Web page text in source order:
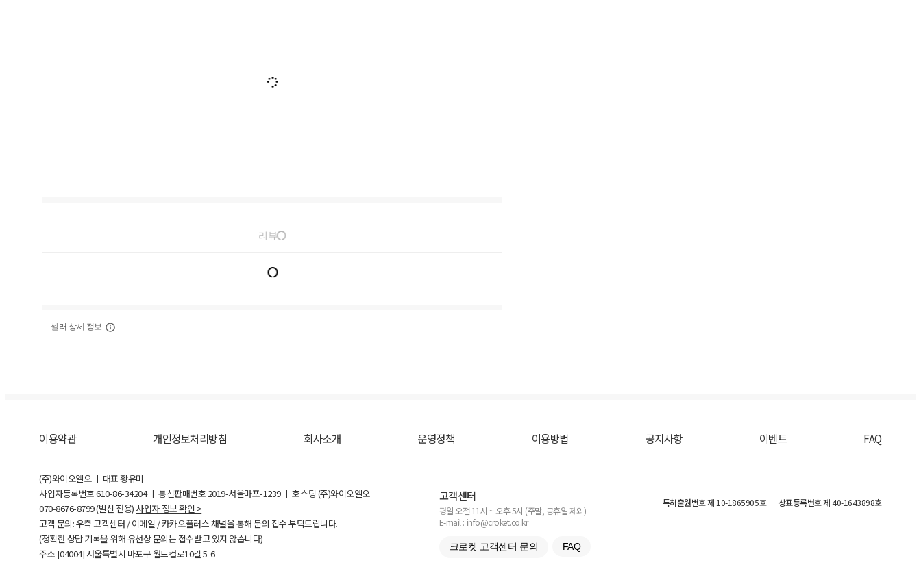
리뷰
셀러 상세 정보
이용약관 개인정보처리방침 회사소개 운영정책 이용방법 공지사항 이벤트 FAQ
(주)와이오엘오 ㅣ 대표 황유미
사업자등록번호610-86-34204ㅣ 통신판매번호 2019-서울마포-1239 ㅣ 호스팅 (주)와이오엘오
070-8676-8799 (발신 전용) 사업자 정보 확인 >
고객 문의: 우측 고객센터 / 이메일 / 카카오플러스 채널을 통해 문의 접수 부탁드립니다.
(정확한 상담 기록을 위해 유선상 문의는 접수받고 있지 않습니다)
주소 [04004] 서울특별시 마포구 월드컵로10길5-6
고객센터
평일 오전 11시 ~ 오후 5시 (주말, 공휴일 제외)
E-mail : info@croket.co.kr
크로켓 고객센터 문의 FAQ
특허출원번호제 10-1865905호 상표등록번호제 40-1643898호